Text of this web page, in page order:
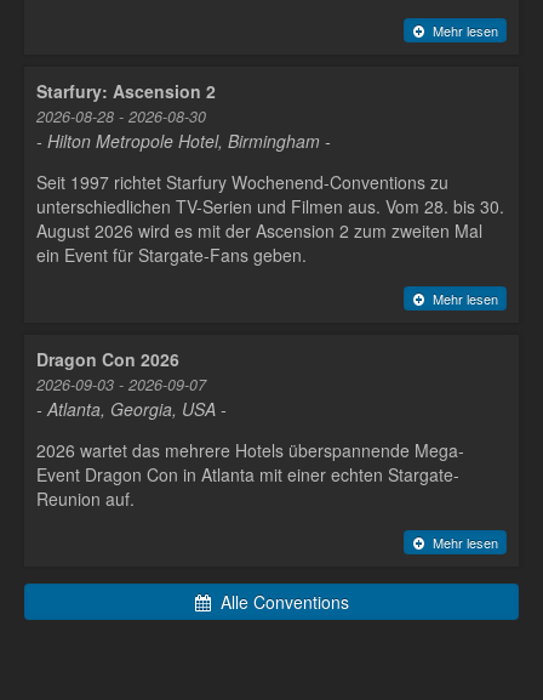
Mehr lesen
Starfury: Ascension 2
2026-08-28 - 2026-08-30
- Hilton Metropole Hotel, Birmingham -
Seit 1997 richtet Starfury Wochenend-Conventions zu
unterschiedlichen TV-Serien und Filmen aus. Vom 28. bis 30.
August 2026 wird es mit der Ascension 2 zum zweiten Mal
ein Event für Stargate-Fans geben.
Mehr lesen
Dragon Con 2026
2026-09-03 - 2026-09-07
- Atlanta, Georgia, USA -
2026 wartet das mehrere Hotels überspannende Mega-
Event Dragon Con in Atlanta mit einer echten Stargate-
Reunion auf.
Mehr lesen
Alle Conventions